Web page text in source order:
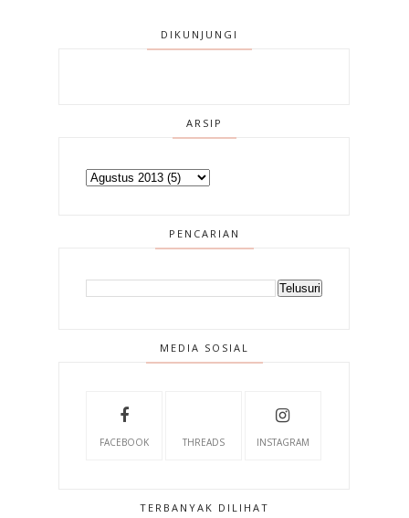
DIKUNJUNGI
ARSIP
PENCARIAN
MEDIA SOSIAL
FACEBOOK THREADS INSTAGRAM
TERBANYAK DILIHAT